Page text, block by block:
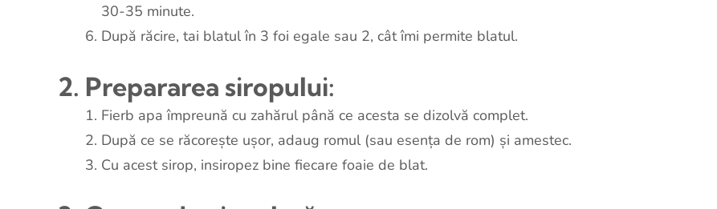
30-35 minute.
După răcire, tai blatul în 3 foi egale sau 2, cât îmi permite blatul.
2. Prepararea siropului:
Fierb apa împreună cu zahărul până ce acesta se dizolvă complet.
După ce se răcorește ușor, adaug romul (sau esența de rom) și amestec.
Cu acest sirop, insiropez bine fiecare foaie de blat.